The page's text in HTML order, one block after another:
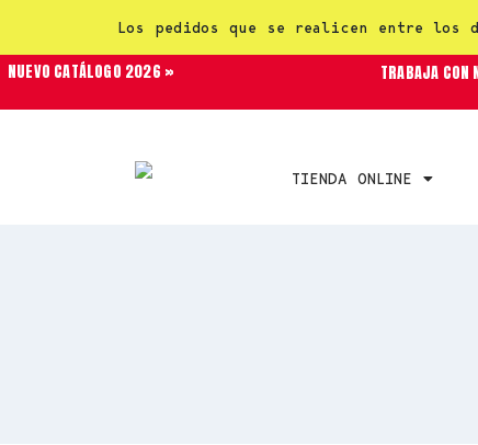
Los pedidos que se realicen entre los
NUEVO CATÁLOGO 2026 » TRABAJA CON
TIENDA ONLINE